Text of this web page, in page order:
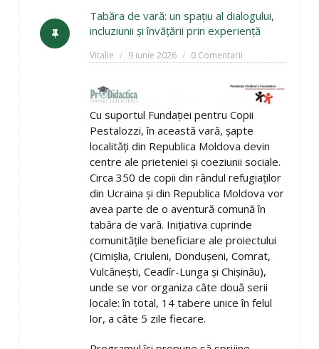
Tabăra de vară: un spațiu al dialogului,
incluziunii și învățării prin experiență
Vitalie 9 iunie 2026 0 Comentarii
Cu suportul Fundației pentru Copii
Pestalozzi, în această vară, șapte
localități din Republica Moldova devin
centre ale prieteniei și coeziunii sociale.
Circa 350 de copii din rândul refugiaților
din Ucraina și din Republica Moldova vor
avea parte de o aventură comună în
tabăra de vară. Inițiativa cuprinde
comunitățile beneficiare ale proiectului
(Cimișlia, Criuleni, Dondușeni, Comrat,
Vulcănești, Ceadîr-Lunga și Chișinău),
unde se vor organiza câte două serii
locale: în total, 14 tabere unice în felul
lor, a câte 5 zile fiecare.